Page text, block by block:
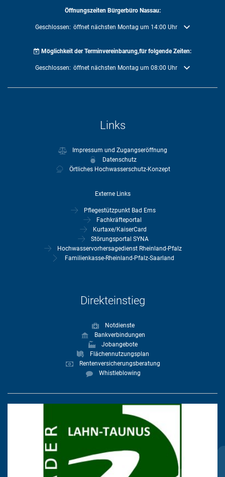
Öffnungszeiten Bürgerbüro Nassau:
Klicken, um weitere Öffnungs- oder Schließzeiten auszublenden
Geschlossen: öffnet nächsten Montag um 14:00 Uhr
Möglichkeit der Terminvereinbarung,für folgende Zeiten:
Klicken, um weitere Öffnungs- oder Schließzeiten auszublenden
Geschlossen: öffnet nächsten Montag um 08:00 Uhr
Links
Impressum und Zugangseröffnung
Datenschutz
Örtliches Hochwasserschutz-Konzept
Externe Links
Pflegestützpunkt Bad Ems
Fachkräfteportal
Kurtaxe/KaiserCard
Störungsportal SYNA
Hochwasservorhersagedienst Rheinland-Pfalz
Familienkasse-Rheinland-Pfalz-Saarland
Direkteinstieg
Notdienste
Bankverbindungen
Jobangebote
Flächennutzungsplan
Rentenversicherungsberatung
Whistleblowing